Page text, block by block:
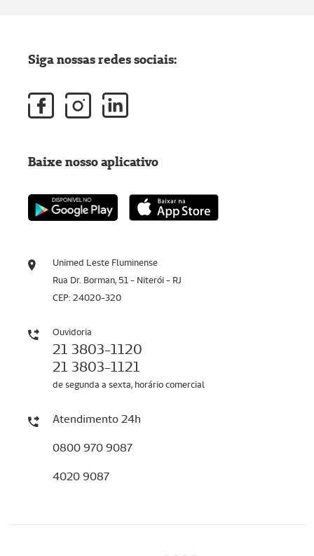
Unimed Leste Fluminense
Rua Dr. Borman, 51 - Niterói - RJ
CEP: 24020-320
Ouvidoria
21 3803-1120
21 3803-1121
de segunda a sexta, horário comercial
Atendimento 24h
0800 970 9087
4020 9087
Siga nossas redes sociais:
Baixe nosso aplicativo